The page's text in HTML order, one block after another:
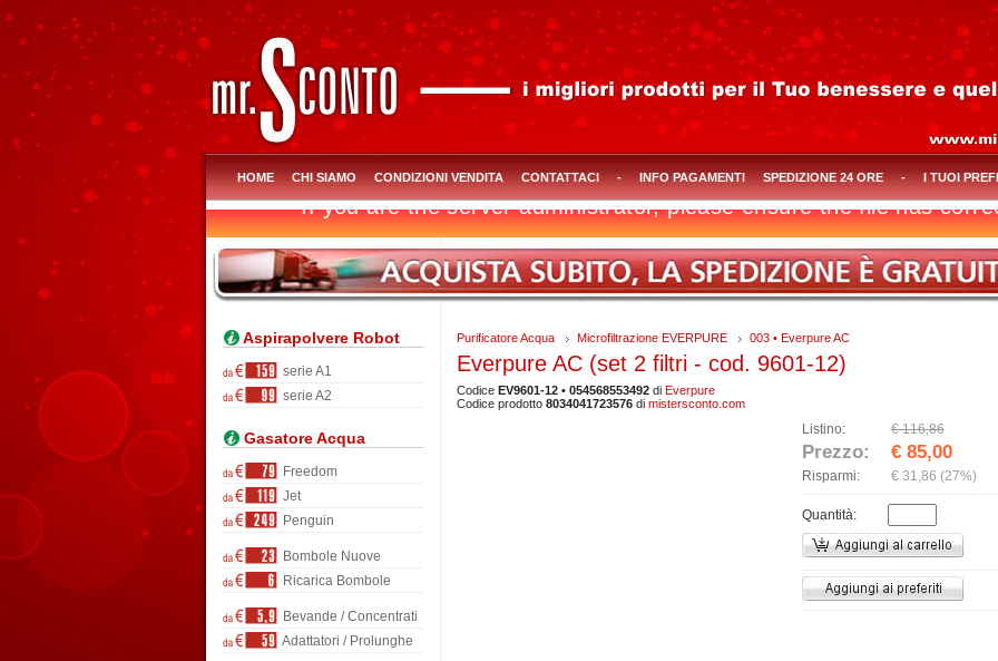
HOME CHI SIAMO CONDIZIONI VENDITA CONTATTACI - INFO PAGAMENTI SPEDIZIONE 24 ORE - I TUOI
Aspirapolvere Robot
serie A1
serie A2
Gasatore Acqua
Freedom
Jet
Penguin
Bombole Nuove
Ricarica Bombole
Bevande / Concentrati
Adattatori / Prolunghe
Purificatore Acqua Microfiltrazione EVERPURE 003 • Everpure AC
Everpure AC (set 2 filtri - cod. 9601-12)
Codice EV9601-12 • 054568553492di Everpure
Codice prodotto8034041723576di mistersconto.com
Listino: € 116,86
Prezzo: € 85,00
Risparmi: € 31,86 (27%)
Quantità: